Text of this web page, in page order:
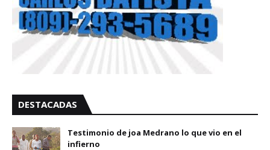
DESTACADAS
Testimonio de joa Medrano lo que vio en el
infierno